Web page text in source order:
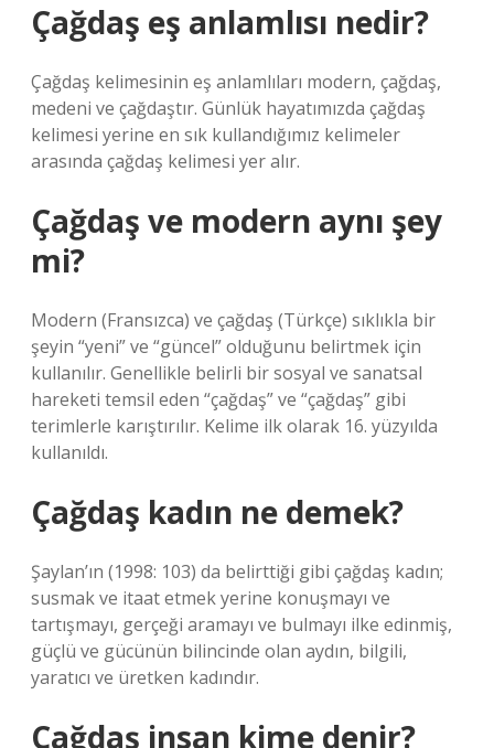
Çağdaş eş anlamlısı nedir?
Çağdaş kelimesinin eş anlamlıları modern, çağdaş,
medeni ve çağdaştır. Günlük hayatımızda çağdaş
kelimesi yerine en sık kullandığımız kelimeler
arasında çağdaş kelimesi yer alır.
Çağdaş ve modern aynı şey
mi?
Modern (Fransızca) ve çağdaş (Türkçe) sıklıkla bir
şeyin “yeni” ve “güncel” olduğunu belirtmek için
kullanılır. Genellikle belirli bir sosyal ve sanatsal
hareketi temsil eden “çağdaş” ve “çağdaş” gibi
terimlerle karıştırılır. Kelime ilk olarak 16. yüzyılda
kullanıldı.
Çağdaş kadın ne demek?
Şaylan’ın (1998: 103) da belirttiği gibi çağdaş kadın;
susmak ve itaat etmek yerine konuşmayı ve
tartışmayı, gerçeği aramayı ve bulmayı ilke edinmiş,
güçlü ve gücünün bilincinde olan aydın, bilgili,
yaratıcı ve üretken kadındır.
Çağdaş insan kime denir?